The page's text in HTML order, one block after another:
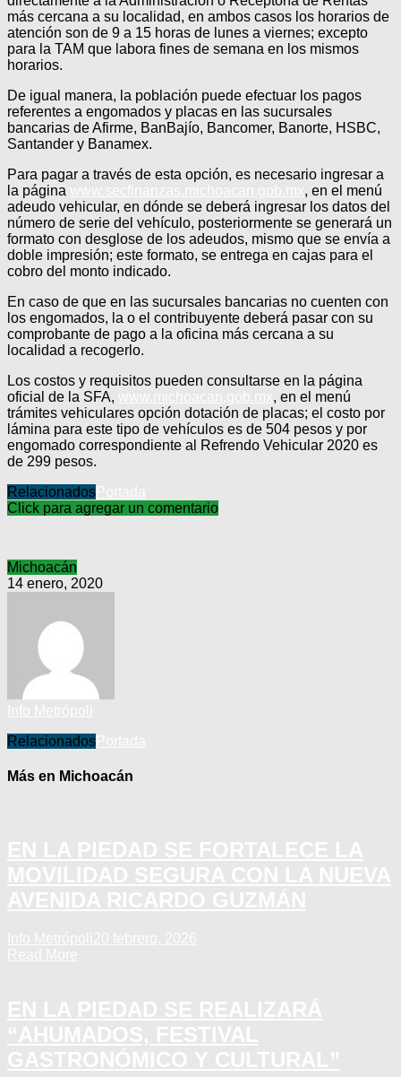
más cercana a su localidad, en ambos casos los horarios de
atención son de 9 a 15 horas de lunes a viernes; excepto
para la TAM que labora fines de semana en los mismos
horarios.
De igual manera, la población puede efectuar los pagos
referentes a engomados y placas en las sucursales
bancarias de Afirme, BanBajío, Bancomer, Banorte, HSBC,
Santander y Banamex.
Para pagar a través de esta opción, es necesario ingresar a
la página
, en el menú
adeudo vehicular, en dónde se deberá ingresar los datos del
número de serie del vehículo, posteriormente se generará un
formato con desglose de los adeudos, mismo que se envía a
doble impresión; este formato, se entrega en cajas para el
cobro del monto indicado.
En caso de que en las sucursales bancarias no cuenten con
los engomados, la o el contribuyente deberá pasar con su
comprobante de pago a la oficina más cercana a su
localidad a recogerlo.
Los costos y requisitos pueden consultarse en la página
oficial de la SFA,
, en el menú
trámites vehiculares opción dotación de placas; el costo por
lámina para este tipo de vehículos es de 504 pesos y por
engomado correspondiente al Refrendo Vehicular 2020 es
de 299 pesos.
Relacionados
Click para agregar un comentario
Michoacán
14 enero, 2020
Relacionados
Más en Michoacán